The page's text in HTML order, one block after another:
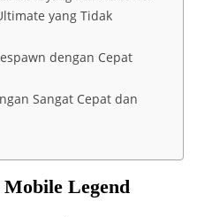
yang Tidak
dengan Cepat
Sangat Cepat dan
Legend